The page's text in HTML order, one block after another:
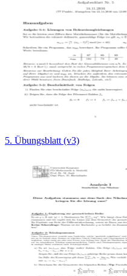
5. Übungsblatt (v3)